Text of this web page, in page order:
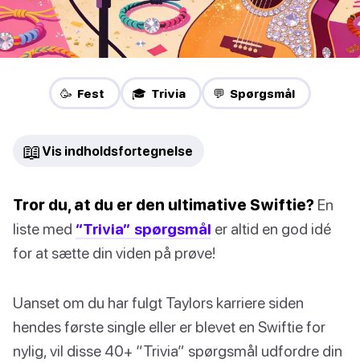
🥳 Fest 🎓 Trivia 💬 Spørgsmål
📖 Vis indholdsfortegnelse
Tror du, at du er den ultimative Swiftie? En
liste med “Trivia” spørgsmål er altid en god idé
for at sætte din viden på prøve!
Uanset om du har fulgt Taylors karriere siden
hendes første single eller er blevet en Swiftie for
nylig, vil disse 40+ “Trivia” spørgsmål udfordre din